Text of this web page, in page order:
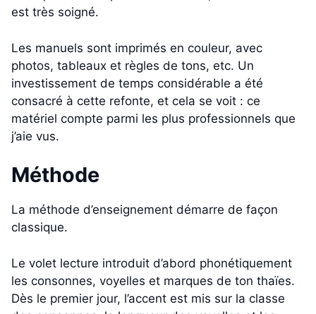
est très soigné.
Les manuels sont imprimés en couleur, avec
photos, tableaux et règles de tons, etc. Un
investissement de temps considérable a été
consacré à cette refonte, et cela se voit : ce
matériel compte parmi les plus professionnels que
j’aie vus.
Méthode
La méthode d’enseignement démarre de façon
classique.
Le volet lecture introduit d’abord phonétiquement
les consonnes, voyelles et marques de ton thaïes.
Dès le premier jour, l’accent est mis sur la classe